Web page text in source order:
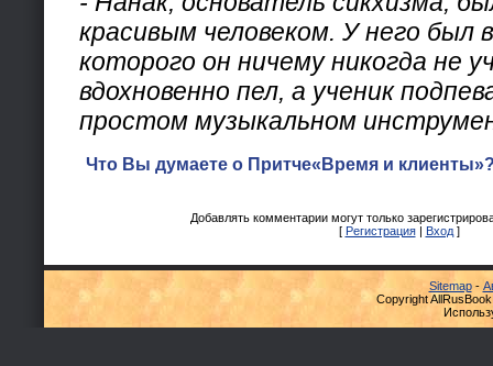
красивым человеком. У него был
которого он ничему никогда не
вдохновенно пел, а ученик
простом музыкальном
Что Вы думаете о Притче«Время и
Добавлять комментарии могут только
[ Регистрация| Вход]
Sitemap-
Copyright